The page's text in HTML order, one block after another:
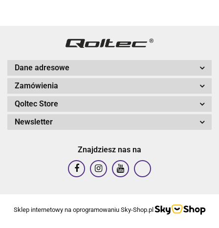
Dane adresowe
Zamówienia
Qoltec Store
Newsletter
Znajdziesz nas na
Sklep internetowy na oprogramowaniu Sky-Shop.pl